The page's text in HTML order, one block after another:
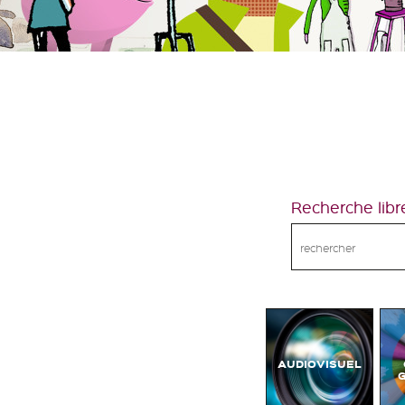
Recherche
AUDIOVISUEL